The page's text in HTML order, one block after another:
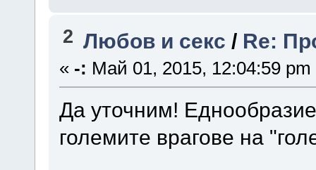
2 Любов и секс / Re:
« -: Май 01, 2015, 12:04:59 pm
Да уточним!
големите врагове на